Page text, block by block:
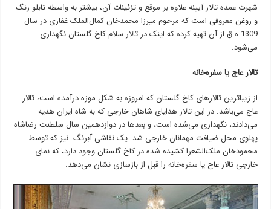
شهرت عمده تالار آیینه علاوه بر موقع و تزئینات آن، بیشتر به واسطه تابلو رنگ
و روغن معروفی است که مرحوم میرزا محمدخان کمال‌الملک غفاری در سال
1309 ه.ق از آن تهیه کرده که اینک در تالار سلام کاخ گلستان نگهداری
می‌شود.
تالار عاج یا سفره‌خانه
از زیباترین تالارهای کاخ گلستان که امروزه به شکل موزه درآمده است، تالار
عاج می‌باشد. در این تالار هدایای شاهان خارجی که به شاه ایران هدیه
می‌دادند، نگهداری می‌شده است، و بعدها در دوازدهمین سال سلطنت رضاشاه
پهلوی محل ضیافت مهمانان خارجی شد. یک نقاشی آبرنگ نیز که توسط
محمودخان ملک‌الشعرا کشیده شده در کاخ گلستان وجود دارد، که نمای
خارجی تالار عاج یا سفره‌خانه را قبل از بازسازی نشان می‌دهد.